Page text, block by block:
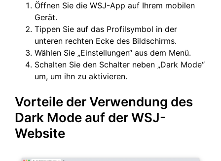
Öffnen Sie die WSJ-App auf Ihrem mobilen
Gerät.
Tippen Sie auf das Profilsymbol in der
unteren rechten Ecke des Bildschirms.
Wählen Sie „Einstellungen“ aus dem Menü.
Schalten Sie den Schalter neben „Dark Mode“
um, um ihn zu aktivieren.
Vorteile der Verwendung des
Dark Mode auf der WSJ-
Website